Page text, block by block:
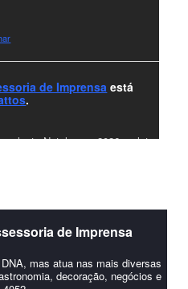
de Imprensa está
.
Natal e um 2026 repleto
#merrychristmas #felizanonovo
de Imprensa
mas atua nas mais diversas
decoração, negócios e